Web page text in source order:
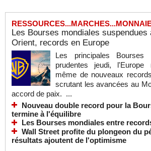
Les Bourses mondiales suspendues
Orient, records en Europe
Les principales Bourses
prudentes jeudi,
même de nouveaux
scrutant les avancées au
accord de paix. ...
Nouveau double record pour la
termine à l'équilibre
Les Bourses mondiales entre
Wall Street profite du plongeon du
résultats ajoutent de l'optimisme